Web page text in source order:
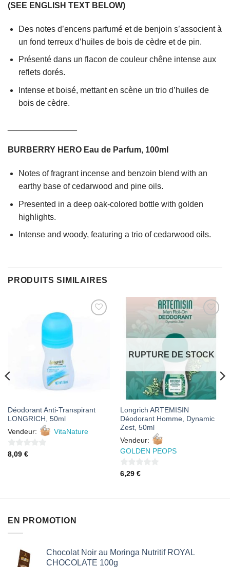
(SEE ENGLISH TEXT BELOW)
Des notes d’encens parfumé et de benjoin s’associent à
un fond terreux d’huiles de bois de cèdre et de pin.
Présenté dans un flacon de couleur chêne intense aux
reflets dorés.
Intense et boisé, mettant en scène un trio d’huiles de
bois de cèdre.
BURBERRY HERO Eau de Parfum, 100ml
Notes of fragrant incense and benzoin blend with an
earthy base of cedarwood and pine oils.
Presented in a deep oak-colored bottle with golden
highlights.
Intense and woody, featuring a trio of cedarwood oils.
PRODUITS SIMILAIRES
AJOUTER
Déodorant Anti-Transpirant
LONGRICH, 50ml
Vendeur:
VitaNature
0
8,09 €
AJOUTER
FAVORIS
RUPTURE DE STOCK
Longrich ARTEMISIN
Déodorant Homme, Dynamic
Zest, 50ml
Vendeur:
GOLDEN PEOPS
0
6,29 €
EN PROMOTION
Chocolat Noir au Moringa Nutritif ROYAL
CHOCOLATE 100g